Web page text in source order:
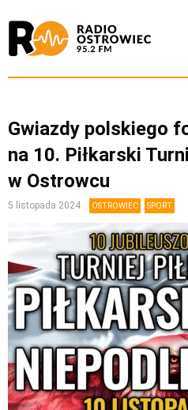
Gwiazdy polskiego
na 10. Piłkarski
w Ostrowcu
5 listopada 2024 OSTROWIEC SPORT